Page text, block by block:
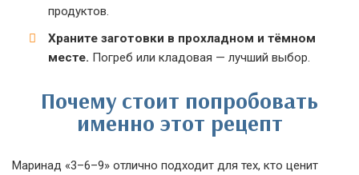
продуктов.
Храните заготовки в прохладном и тёмном
месте. Погреб или кладовая — лучший выбор.
Почему стоит попробовать
именно этот рецепт
Маринад «3–6–9» отлично подходит для тех, кто ценит